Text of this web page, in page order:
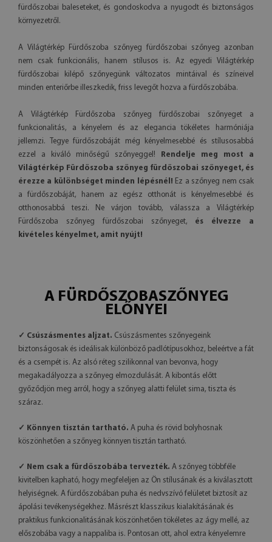
fürdőszobai baleseteket, és gondoskodva a nyugodt és biztonságos
környezetről.
A Világtérkép Fürdőszoba szőnyeg fürdőszobai szőnyeg azonban
nem csak funkcionális, hanem stílusos is. Az egyedi Világtérkép
fürdőszobai kilépő szőnyegünk változatos mintáival és színeivel
minden enteriőrbe illeszkedik, friss levegőt hozva a fürdőszobába.
A Világtérkép Fürdőszoba szőnyeg fürdőszobai szőnyeget a
funkcionalitás, a kényelem és az elegancia tökéletes harmóniája
jellemzi. Tegye fürdőszobáját még kényelmesebbé és stílusosabbá
ezzel a kiváló minőségű szőnyeggel!
Rendelje meg most a
Világtérkép Fürdőszoba szőnyeg fürdőszobai szőnyeget, és
érezze a különbséget minden lépésnél! Ez a szőnyeg nem csak
a fürdőszobáját, hanem az egész otthonát is kényelmesebbé és
otthonosabbá teszi. Ne várjon tovább, válassza a Világtérkép
Fürdőszoba szőnyeg fürdőszobai szőnyeget, és élvezze a
kivételes kényelmet, amit nyújt!
A FÜRDŐSZOBASZŐNYEG
ELŐNYEI
✓ Csúszásmentes aljzat. Csúszásmentes szőnyegeink
biztonságosak és ideálisak különböző padlótípusokhoz, beleértve a fát
és a csempét is. Az alsó réteg szilikonnal van bevonva, hogy
megakadályozza a szőnyeg elmozdulását. A kibontás előtt
győződjön meg arról, hogy a szőnyeg alatti felület sima, tiszta és
száraz.
✓ Könnyen tisztán tartható. A puha és rövid bolyhosnak
köszönhetően a szőnyeg könnyen tisztán tartható.
✓ Nem csak a fürdőszobába tervezték. A szőnyeg többféle
kivitelben kapható, hogy megfeleljen az Ön stílusának és a kiválasztott
helyiségnek. A fürdőszobában puha és nedvszívó felületet biztosít az
ápolási tevékenységekhez. Másrészt klasszikus kialakításának és
praktikus funkcionalitásának köszönhetően tökéletes az ágy mellé, az
előszobába vagy a nappaliba is. Pontosan ott, ahol extra kényelemre